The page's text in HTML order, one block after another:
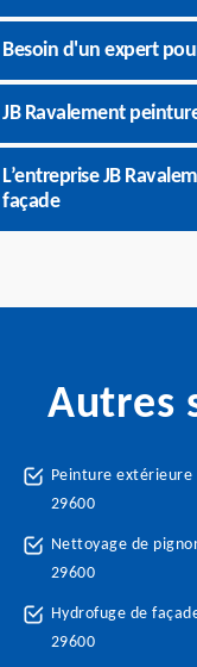
Besoin d'un expert
JB Ravalement
L’entreprise JB
façade
Autres
Peinture extérieure
29600
Nettoyage de
29600
Hydrofuge de
29600